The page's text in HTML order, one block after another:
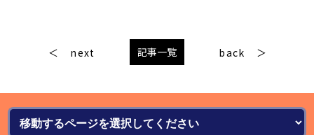
next 記事一覧 back